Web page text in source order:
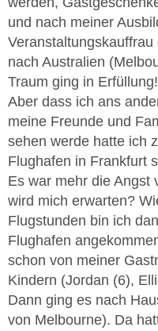
und nach meiner
nach Australien
Traum ging in
Aber dass ich ans
meine Freunde und
sehen werde hatte ich
Flughafen in Frankfurt
Es war mehr die
wird mich erwarten?
Flugstunden bin ich
Flughafen
schon von meiner
Kindern (Jordan (6),
Dann ging es nach
von Melbourne). Da